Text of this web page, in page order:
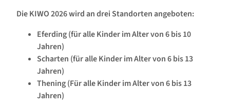
Die KIWO 2026 wird an drei Standorten angeboten:
Eferding (für alle Kinder im Alter von 6 bis 10
Jahren)
Scharten (für alle Kinder im Alter von 6 bis 13
Jahren)
Thening (Für alle Kinder im Alter von 6 bis 13
Jahren)